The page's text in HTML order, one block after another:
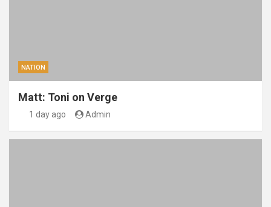
NATION
Matt: Toni on Verge
1 day ago Admin